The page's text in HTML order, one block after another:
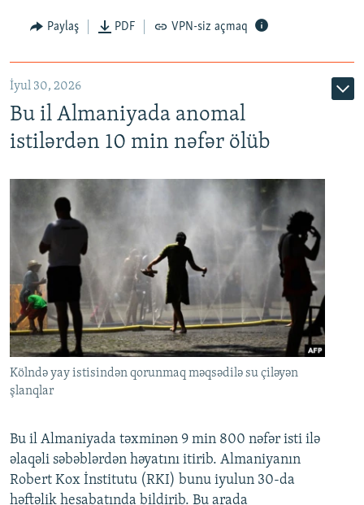
Paylaş PDF VPN-siz açmaq
İyul 30, 2026
Bu il Almaniyada anomal
istilərdən 10 min nəfər ölüb
Kölndə yay istisindən qorunmaq məqsədilə su çiləyən
şlanqlar
Bu il Almaniyada təxminən 9 min 800 nəfər isti ilə
əlaqəli səbəblərdən həyatını itirib. Almaniyanın
Robert Kox İnstitutu (RKI) bunu iyulun 30-da
həftəlik hesabatında bildirib. Bu arada